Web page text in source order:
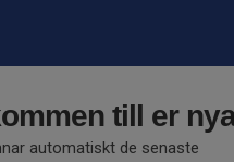
till er
automatiskt de senaste